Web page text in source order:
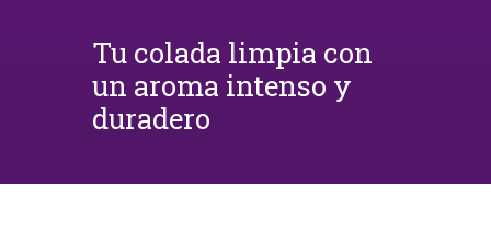
Tu colada limpia con
un aroma intenso y
duradero